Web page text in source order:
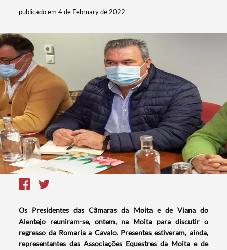
publicado em 4 de February de 2022
Os Presidentes das Câmaras da Moita e de Viana do
Alentejo reuniram-se, ontem, na Moita para discutir o
regresso da Romaria a Cavalo. Presentes estiveram, ainda,
representantes das Associações Equestres da Moita e de